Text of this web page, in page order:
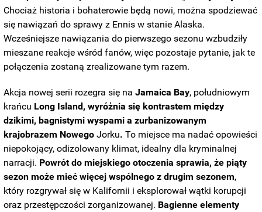
Chociaż historia i bohaterowie będą nowi, można spodziewać
się nawiązań do sprawy z Ennis w stanie Alaska.
Wcześniejsze nawiązania do pierwszego sezonu wzbudziły
mieszane reakcje wśród fanów, więc pozostaje pytanie, jak te
połączenia zostaną zrealizowane tym razem.
Akcja nowej serii rozegra się na Jamaica Bay, południowym
krańcu Long Island, wyróżnia się kontrastem między
dzikimi, bagnistymi wyspami a zurbanizowanym
krajobrazem Nowego Jorku. To miejsce ma nadać opowieści
niepokojący, odizolowany klimat, idealny dla kryminalnej
narracji. Powrót do miejskiego otoczenia sprawia, że piąty
sezon może mieć więcej wspólnego z drugim sezonem,
który rozgrywał się w Kalifornii i eksplorował wątki korupcji
oraz przestępczości zorganizowanej. Bagienne elementy